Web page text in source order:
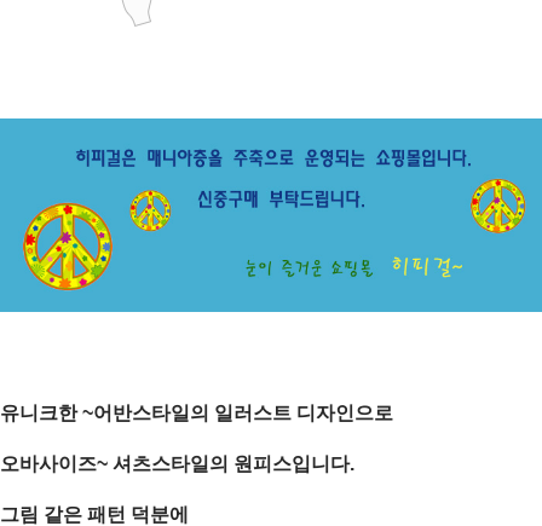
유니크한 ~어반스타일의 일러스트 디자인으로
오바사이즈~ 셔츠스타일의 원피스입니다.
그림 같은 패턴 덕분에